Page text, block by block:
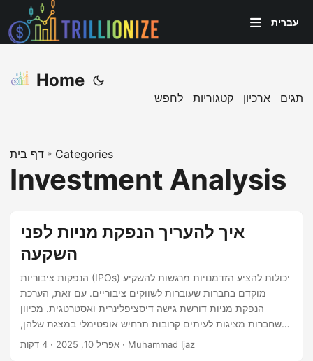
עִברִית
Home
לחפש קטגוריות ארכיון תגים
דף בית » Categories
Investment Analysis
איך להעריך הנפקת מניות לפני
השקעה
הנפקות ציבוריות (IPOs) יכולות להציע הזדמנויות מרגשות להשקיע
מוקדם בחברות שעוברות לשווקים ציבוריים. עם זאת, הערכת
הנפקת מניות דורשת גישה דיסציפלינרית ואסטרטגית. מכיוון
שחברות מציגות לעיתים קרובות תרחיש אופטימלי במצגת שלהן,
על המשקיעים לדעת מה לחפש — ומה לשאול. מדריך זה בוחן את
אפריל 10, 2025 · 4 דקות · Muhammad Ijaz